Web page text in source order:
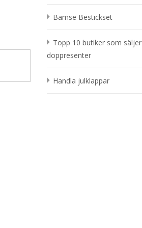
Bamse Bestickset
Topp 10 butiker som säljer
doppresenter
Handla julklappar